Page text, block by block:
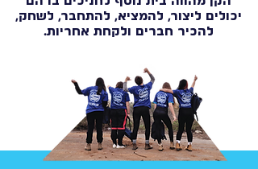
יכולים ליצור, להמציא, להתחבר, לשחק,
להכיר חברים ולקחת אחריות.